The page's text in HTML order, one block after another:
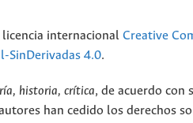
licencia internacional Creative
SinDerivadas 4.0.
historia, crítica, de acuerdo con
han cedido los derechos